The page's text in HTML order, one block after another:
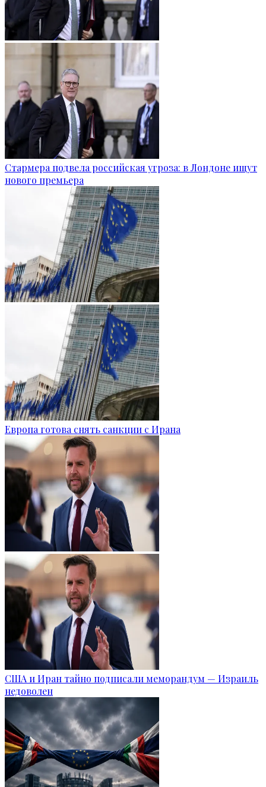
Стармера подвела российская угроза: в Лондоне ищут
нового премьера
Европа готова снять санкции с Ирана
США и Иран тайно подписали меморандум — Израиль
недоволен